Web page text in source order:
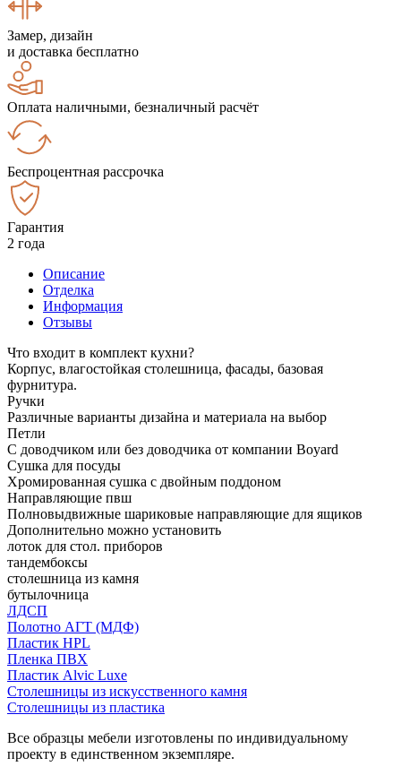
Замер, дизайн
и доставка бесплатно
Оплата наличными, безналичный расчёт
Беспроцентная рассрочка
Гарантия
2 года
Описание
Отделка
Информация
Отзывы
Что входит в комплект кухни?
Корпус, влагостойкая столешница, фасады, базовая
фурнитура.
Ручки
Различные варианты дизайна и материала на выбор
Петли
С доводчиком или без доводчика от компании Boyard
Сушка для посуды
Хромированная сушка с двойным поддоном
Направляющие пвш
Полновыдвижные шариковые направляющие для ящиков
Дополнительно можно установить
лоток для стол. приборов
тандембоксы
столешница из камня
бутылочница
ЛДСП
Полотно АГТ (МДФ)
Пластик HPL
Пленка ПВХ
Пластик Alvic Luxe
Столешницы из искусственного камня
Столешницы из пластика
Все образцы мебели изготовлены по индивидуальному
проекту в единственном экземпляре.